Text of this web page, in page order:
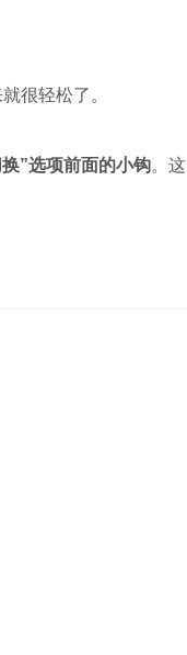
很轻松了。
换”选项前面的小钩。这